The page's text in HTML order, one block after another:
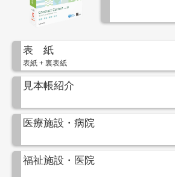
カーテン
ブランド・コレクション
Lilycolor Coordinate 着せ替えシミュレーシ
デジタル・デコ インクジェットプリント
カタログ一覧 トップ
カーテン
ノンワックス床タイル
壁紙機能性ガイド
施工事例 トップ
医療・福祉施設
ホテル・オフィス・店舗
モデルハウス
新築戸建・マンション
#リリカラのある暮らし
リリカラノート
ショールーム
ショールーム トップ
東京ショールーム
お客様サポート
表 紙
表紙 + 裏表紙
見本帳紹介
医療施設・病院
福祉施設・医院